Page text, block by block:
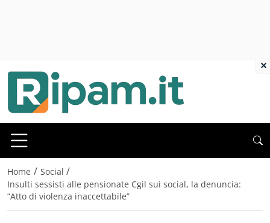
Home / Social /
Insulti sessisti alle pensionate Cgil sui social, la denuncia:
“Atto di violenza inaccettabile”
×